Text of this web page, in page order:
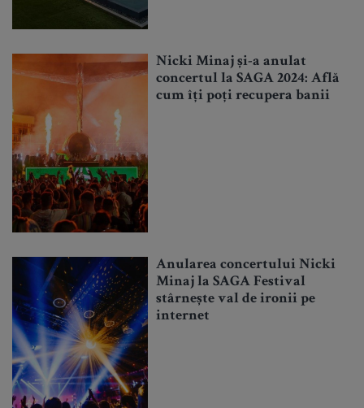
Nicki Minaj și-a anulat
concertul la SAGA 2024: Află
cum îți poți recupera banii
Anularea concertului Nicki
Minaj la SAGA Festival
stârnește val de ironii pe
internet